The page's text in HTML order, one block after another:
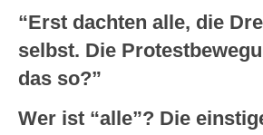
“Erst dachten alle, die
selbst. Die
das so?”
Wer ist “alle”? Die